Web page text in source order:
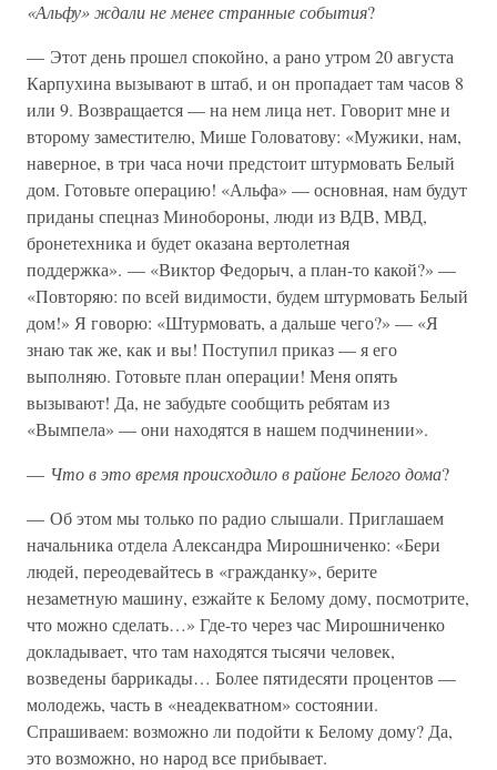
«Альфу» ждали не менее странные события?
— Этот день прошел спокойно, а рано утром 20 августа
Карпухина вызывают в штаб, и он пропадает там часов 8
или 9. Возвращается — на нем лица нет. Говорит мне и
второму заместителю, Мише Головатову: «Мужики, нам,
наверное, в три часа ночи предстоит штурмовать Белый
дом. Готовьте операцию! «Альфа» — основная, нам будут
приданы спецназ Минобороны, люди из ВДВ, МВД,
бронетехника и будет оказана вертолетная
поддержка». — «Виктор Федорыч, а план-то какой?» —
«Повторяю: по всей видимости, будем штурмовать Белый
дом!» Я говорю: «Штурмовать, а дальше чего?» — «Я
знаю так же, как и вы! Поступил приказ — я его
выполняю. Готовьте план операции! Меня опять
вызывают! Да, не забудьте сообщить ребятам из
«Вымпела» — они находятся в нашем подчинении».
— Что в это время происходило в районе Белого дома?
— Об этом мы только по радио слышали. Приглашаем
начальника отдела Александра Мирошниченко: «Бери
людей, переодевайтесь в «гражданку», берите
незаметную машину, езжайте к Белому дому, посмотрите,
что можно сделать…» Где-то через час Мирошниченко
докладывает, что там находятся тысячи человек,
возведены баррикады… Более пятидесяти процентов —
молодежь, часть в «неадекватном» состоянии.
Спрашиваем: возможно ли подойти к Белому дому? Да,
это возможно, но народ все прибывает.